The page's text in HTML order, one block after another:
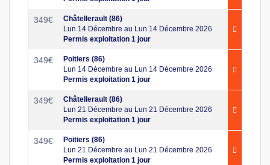
349€
Châtellerault (86)
Lun 14 Décembre au Lun 14 Décembre 2026
Permis exploitation 1 jour
349€
Poitiers (86)
Lun 14 Décembre au Lun 14 Décembre 2026
Permis exploitation 1 jour
349€
Châtellerault (86)
Lun 21 Décembre au Lun 21 Décembre 2026
Permis exploitation 1 jour
349€
Poitiers (86)
Lun 21 Décembre au Lun 21 Décembre 2026
Permis exploitation 1 jour